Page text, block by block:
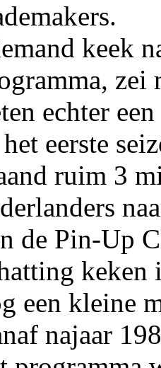
keek
zei
echter
eerste
ruim 3
de Pin-Up
een kleine
najaar